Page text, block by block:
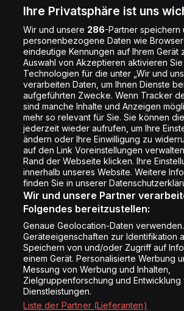
Folge uns
Copyright © Energy 2026
Kontakt
Jobs
Shop
Cookie
Cookie
Energy Radio App
Ihre Privatsphäre ist uns
Wir und unsere 286-Partner
personenbezogene Daten wie
eindeutige Kennungen auf Ihrem Gerät
Auswahl von Akzeptieren aktivieren
Technologien für die unter „Wir und
verarbeiten Daten, um Ihnen Dienste
aufgeführten Zwecke. Wenn Tracker
sind manche Inhalte und Anzeigen
mehr so relevant für Sie. Sie können
jederzeit wieder aufrufen, um Ihre
ändern oder Ihre Einwilligung zu
auf den Link Voreinstellungen
Rand der Webseite klicken. Ihre
innerhalb unseres Website. Weitere
finden Sie in unserer
Wir und unsere Partner
Folgendes bereitzustellen:
Genaue Geolocation-Daten verwenden.
Geräteeigenschaften zur Identifikation
Speichern von und/oder Zugriff auf
einem Gerät. Personalisierte Werbung
Messung von Werbung und Inhalten,
Zielgruppenforschung und Entwicklung
Dienstleistungen.
Liste der Partner (Lieferanten)